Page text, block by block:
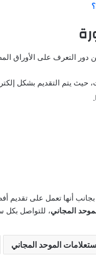
دور التعرف على الأوراق
حيث يتم التقديم بشكل
بجانب أنها تعمل على
المجاني، للتواصل بكل
الموحد المجاني